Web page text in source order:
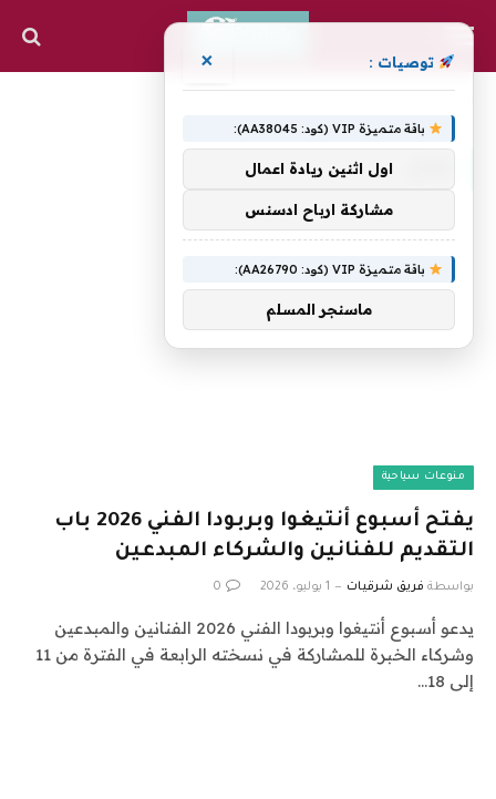
منوعات سياحية
يفتح أسبوع أنتيغوا وبربودا الفني 2026 باب
التقديم للفنانين والشركاء المبدعين
بواسطة فريق شرقيات 1 يوليو، 2026 0
يدعو أسبوع أنتيغوا وبربودا الفني 2026 الفنانين والمبدعين
وشركاء الخبرة للمشاركة في نسخته الرابعة في الفترة من 11
إلى 18…
توصيات : ×
باقة متميزة VIP (كود: AA38045):
اول اثنين ريادة اعمال
مشاركة ارباح ادسنس
باقة متميزة VIP (كود: AA26790):
ماسنجر المسلم